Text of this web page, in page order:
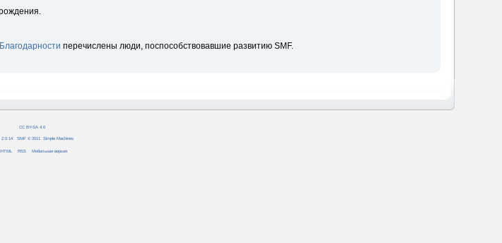
Благодарности перечислены люди, поспособствовавшие развитию SMF.
CC BY-SA 4.0
2.0.14 SMF © 2011 Simple Machines
RSS Мобильная версия